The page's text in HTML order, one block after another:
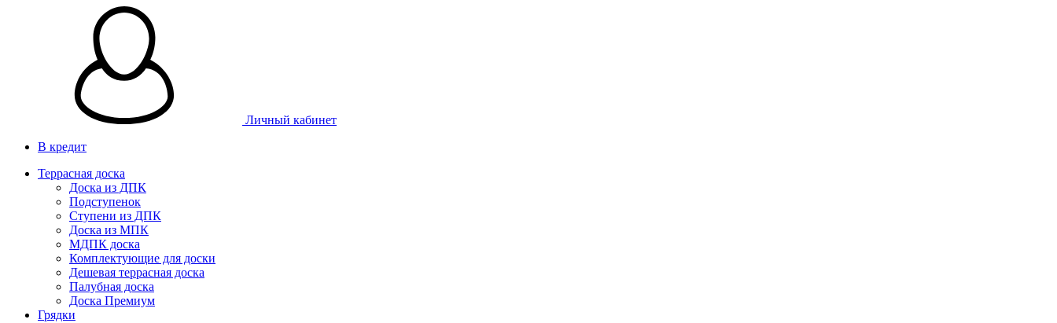
Личный кабинет
В кредит
Террасная доска
Доска из ДПК
Подступенок
Ступени из ДПК
Доска из МПК
МДПК доска
Комплектующие для доски
Дешевая террасная доска
Палубная доска
Доска Премиум
Грядки